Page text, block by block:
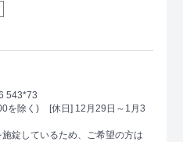
543*73
を除く)
[休日] 12月29日～1月3
錠しているため、ご希望の方は